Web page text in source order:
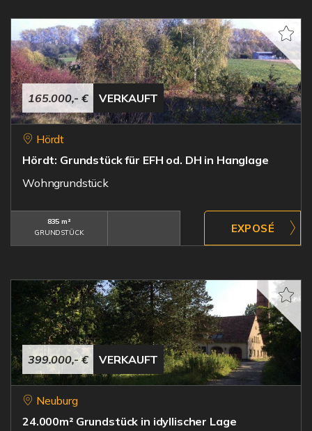
165.000,- € VERKAUFT
Hördt
Hördt: Grundstück für EFH od. DH in Hanglage
Wohngrundstück
835 m²
GRUNDSTÜCK
399.000,- € VERKAUFT
Neuburg
24.000m² Grundstück in idyllischer Lage